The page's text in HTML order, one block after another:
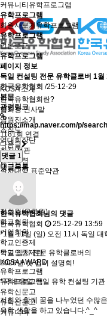
KOSA 소개
한국유학협회란?
협회장 인사말
임원진소개
조직도
역대회장단
회칙/정관
윤리강령
절차대행 표준약관
회원사인증
오시는길
회원사보기
정회원(유학원)
학교회원
기업회원
학교인증제
학교인증제란
KOSA AWARD
유학프로그램
유학프로그램
유학신문고
유학신문고
커뮤니티
커뮤니티 유학프로그램
유학프로그램
회원사보기유학프로그램
유학프로그램
언론보도
유학프로그램
페이지 정보
독일 컨설팅 전문 유학클로버 1
한국유학협회 /25-12-29
본문
관련링크
https://map.naver.com/p/
1181회 연결
다음글
댓글 1
댓글목록
한국유학협회님의 댓글
한국유학협회
25-12-29 13:59
*1월 11일 (일) 오전 11시 독일 대
독일 입시 전문 유학클로버의
2026년 첫 입시 설명회!
*국내 유일 독일 유학 컨설팅 기관
저희와 함께 꿈을 나누었던 수많
유학 생활을 하고 있습니다.^_^